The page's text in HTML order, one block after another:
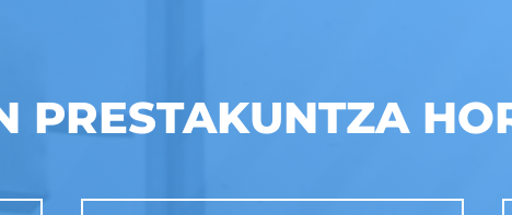
PRESTAKUNTZA